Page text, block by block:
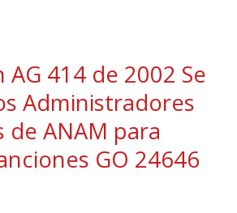
AG 414 de 2002 Se
Administradores
de ANAM para
GO 24646